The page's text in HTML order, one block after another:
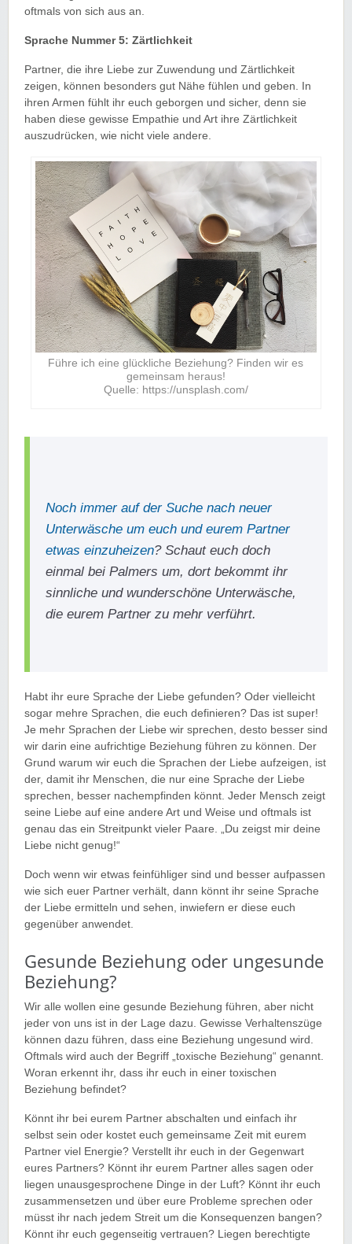
oftmals von sich aus an.
Sprache Nummer 5: Zärtlichkeit
Partner, die ihre Liebe zur Zuwendung und Zärtlichkeit
zeigen, können besonders gut Nähe fühlen und geben. In
ihren Armen fühlt ihr euch geborgen und sicher, denn sie
haben diese gewisse Empathie und Art ihre Zärtlichkeit
auszudrücken, wie nicht viele andere.
Führe ich eine glückliche Beziehung? Finden wir es
gemeinsam heraus!
Quelle: https://unsplash.com/
Noch immer auf der Suche nach neuer
Unterwäsche um euch und eurem Partner
etwas einzuheizen? Schaut euch doch
einmal bei Palmers um, dort bekommt ihr
sinnliche und wunderschöne Unterwäsche,
die eurem Partner zu mehr verführt.
Habt ihr eure Sprache der Liebe gefunden? Oder vielleicht
sogar mehre Sprachen, die euch definieren? Das ist super!
Je mehr Sprachen der Liebe wir sprechen, desto besser sind
wir darin eine aufrichtige Beziehung führen zu können. Der
Grund warum wir euch die Sprachen der Liebe aufzeigen, ist
der, damit ihr Menschen, die nur eine Sprache der Liebe
sprechen, besser nachempfinden könnt. Jeder Mensch zeigt
seine Liebe auf eine andere Art und Weise und oftmals ist
genau das ein Streitpunkt vieler Paare. „Du zeigst mir deine
Liebe nicht genug!“
Doch wenn wir etwas feinfühliger sind und besser aufpassen
wie sich euer Partner verhält, dann könnt ihr seine Sprache
der Liebe ermitteln und sehen, inwiefern er diese euch
gegenüber anwendet.
Gesunde Beziehung oder ungesunde
Beziehung?
Wir alle wollen eine gesunde Beziehung führen, aber nicht
jeder von uns ist in der Lage dazu. Gewisse Verhaltenszüge
können dazu führen, dass eine Beziehung ungesund wird.
Oftmals wird auch der Begriff „toxische Beziehung“ genannt.
Woran erkennt ihr, dass ihr euch in einer toxischen
Beziehung befindet?
Könnt ihr bei eurem Partner abschalten und einfach ihr
selbst sein oder kostet euch gemeinsame Zeit mit eurem
Partner viel Energie? Verstellt ihr euch in der Gegenwart
eures Partners? Könnt ihr eurem Partner alles sagen oder
liegen unausgesprochene Dinge in der Luft? Könnt ihr euch
zusammensetzen und über eure Probleme sprechen oder
müsst ihr nach jedem Streit um die Konsequenzen bangen?
Könnt ihr euch gegenseitig vertrauen? Liegen berechtigte